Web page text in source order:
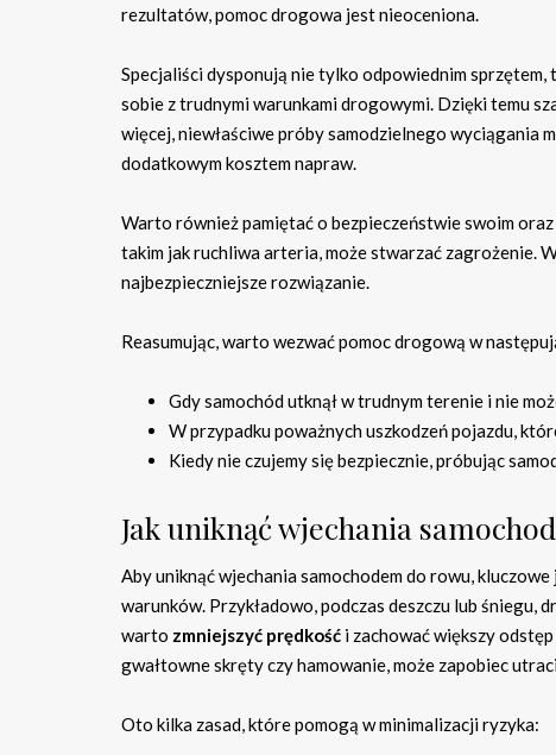
rezultatów, pomoc drogowa jest nieoceniona.
Specjaliści dysponują nie tylko odpowiednim
sobie z trudnymi warunkami drogowymi. Dzięki temu
więcej, niewłaściwe próby samodzielnego wyciągania
dodatkowym kosztem napraw.
Warto również pamiętać o bezpieczeństwie swoim
takim jak ruchliwa arteria, może stwarzać zagrożenie.
najbezpieczniejsze rozwiązanie.
Reasumując, warto wezwać pomoc drogową w
Gdy samochód utknął w trudnym terenie i nie
W przypadku poważnych uszkodzeń pojazdu,
Kiedy nie czujemy się bezpiecznie, próbując
Jak uniknąć wjechania
Aby uniknąć wjechania samochodem do rowu,
warunków. Przykładowo, podczas deszczu lub śniegu,
warto zmniejszyć prędkość i zachować większy
gwałtowne skręty czy hamowanie, może zapobiec
Oto kilka zasad, które pomogą w minimalizacji ryzyka: